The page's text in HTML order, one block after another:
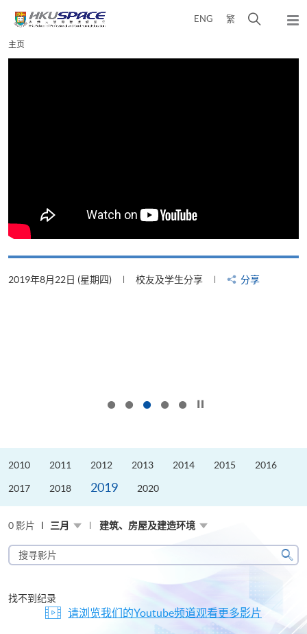
content
ENG 繁
弹
Main
content
主页
2019年8月22日 (星期四) 校友及学生分享 分享
2010 2011 2012 2013 2014 2015 2016
2017 2018 2019 2020
0 影片 三月 建筑、房屋及建造环境
搜
寻
片
搜
找不到纪录
请浏览我们的Youtube频道观看更多影片